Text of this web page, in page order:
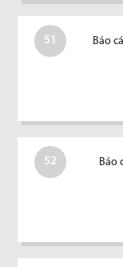
51 Báo
52 Báo